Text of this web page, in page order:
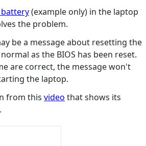
battery(example only) in the laptop
the problem.
be a message about resetting the
as the BIOS has been reset.
are correct, the message won't
the laptop.
from this video that shows its